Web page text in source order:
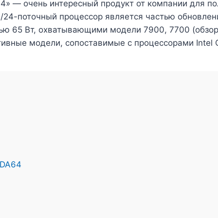
— очень интересный продукт от компании для
поточный процессор является частью
65 Вт, охватывающими модели 7900, 7700
модели, сопоставимые с процессорами Intel